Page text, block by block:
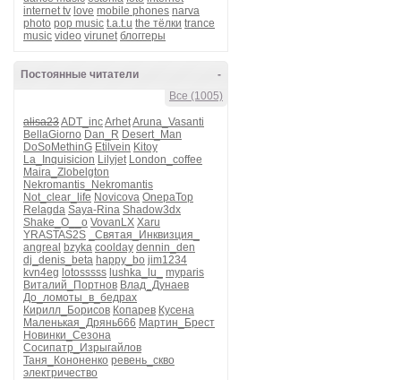
internet tv love mobile phones narva
photo pop music t.a.t.u the тёлки trance
music video virunet блоггеры
-
Постоянные читатели
Все (1005)
alisa23ADT_incArhetAruna_Vasanti
BellaGiorno Dan_R Desert_Man
DoSoMethinG Etilvein Kitoy
La_Inquisicion Lilyjet London_coffee
Maira_Zlobelgton
Nekromantis_Nekromantis
Not_clear_life Novicova OnepaTop
Relagda Saya-Rina Shadow3dx
Shake_O__o VovanLX Xaru
YRASTAS2S
_Святая_Инквизция_
angreal bzyka coolday dennin_den
dj_denis_beta happy_bo jim1234
kvn4eg lotosssss lushka_lu_
myparis
Виталий_Портнов Влад_Дунаев
До_ломоты_в_бедрах
Кирилл_Борисов Копарев Кусена
Маленькая_Дрянь666 Мартин_Брест
Новинки_Сезона
Сосипатр_Изрыгайлов
Таня_Кононенко ревень_скво
электричество